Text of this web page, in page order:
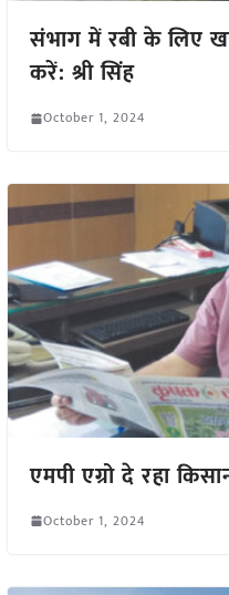
संभाग में रबी के लिए
करें: श्री सिंह
October 1, 2024
एमपी एग्रो दे रहा
October 1, 2024